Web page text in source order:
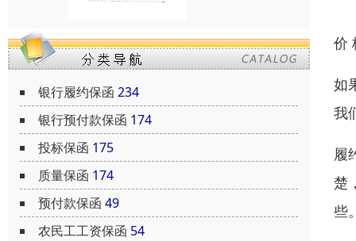
银行履约保函 234
银行预付款保函 174
投标保函 175
质量保函 174
预付款保函 49
农民工工资保函 54
价
如
我
履
楚
些